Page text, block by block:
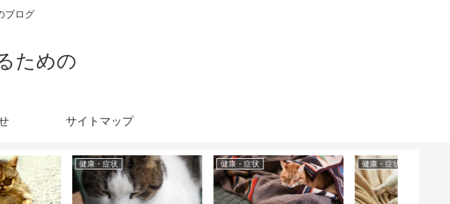
ブログ
ための
サイトマップ
・症状 健康・症状 成猫